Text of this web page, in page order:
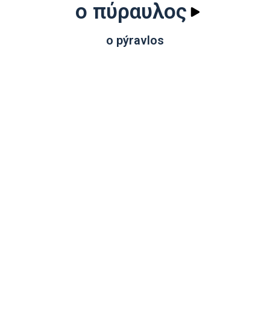
ο πύραυλος
o pýravlos